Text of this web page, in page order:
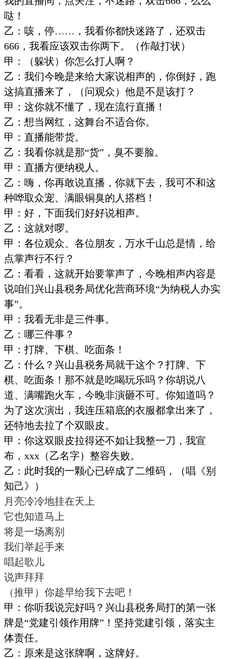
哒！
乙：咳，停……，我看你都快迷路了，还双击
666 ，我看应该双击你两下。（作敲打状）
甲：（躲状）你怎么打人啊？
乙：我们今晚是来给大家说相声的，你倒好，跑
这搞直播来了，（问观众）他是不是该打？
甲：这你就不懂了，现在流行直播！
乙：想当网红，这舞台不适合你。
甲：直播能带货。
乙：我看你就是那“货”，臭不要脸。
甲：直播方便纳税人。
乙：嗨，你再敢说直播，你就下去，我可不和这
种哗取众宠、满眼铜臭的人搭档！
甲：好，下面我们好好说相声。
乙：这就对啰。
甲：各位观众、各位朋友，万水千山总是情，给
点掌声行不行？
乙：看看，这就开始要掌声了，今晚相声内容是
说咱们兴山县税务局优化营商环境“为纳税人办实
事”。
甲：我看无非是三件事。
乙：哪三件事？
甲：打牌、下棋、吃面条！
乙：什么？兴山县税务局就干这个？打牌、下
棋、吃面条！那不就是吃喝玩乐吗？你胡说八
道、满嘴跑火车，今晚非演砸不可。你知道吗？
为了这次演出，我连压箱底的衣服都拿出来了，
还特地去拉了个双眼皮。
甲：你这双眼皮拉得还不如让我整一刀，我宣
布， xxx （乙名字）整容失败。
乙：此时我的一颗心已碎成了二维码，（唱《别
知己》）
月亮冷冷地挂在天上
它也知道马上
将是一场离别
我们举起手来
唱起歌儿
说声拜拜
（推甲）你趁早给我下去吧！
甲：你听我说完好吗？兴山县税务局打的第一张
牌是“党建引领作用牌”！坚持党建引领，落实主
体责任。
乙：原来是这张牌啊，这牌好。